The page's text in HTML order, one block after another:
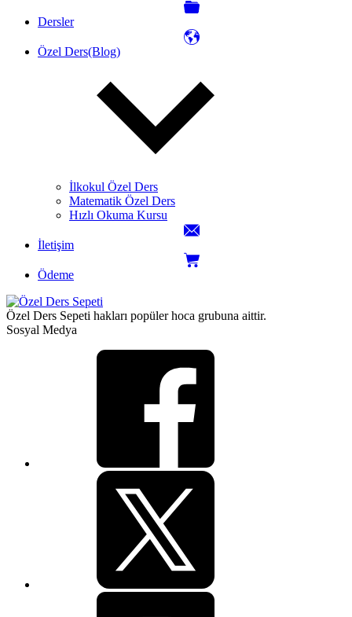
Dersler
Özel Ders(Blog)
İlkokul Özel Ders
Matematik Özel Ders
Hızlı Okuma Kursu
İletişim
Ödeme
Özel Ders Sepeti hakları popüler hoca grubuna aittir.
Sosyal Medya